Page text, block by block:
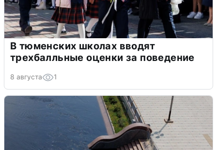
В тюменских школах вводят
трехбалльные оценки за поведение
8 августа 1